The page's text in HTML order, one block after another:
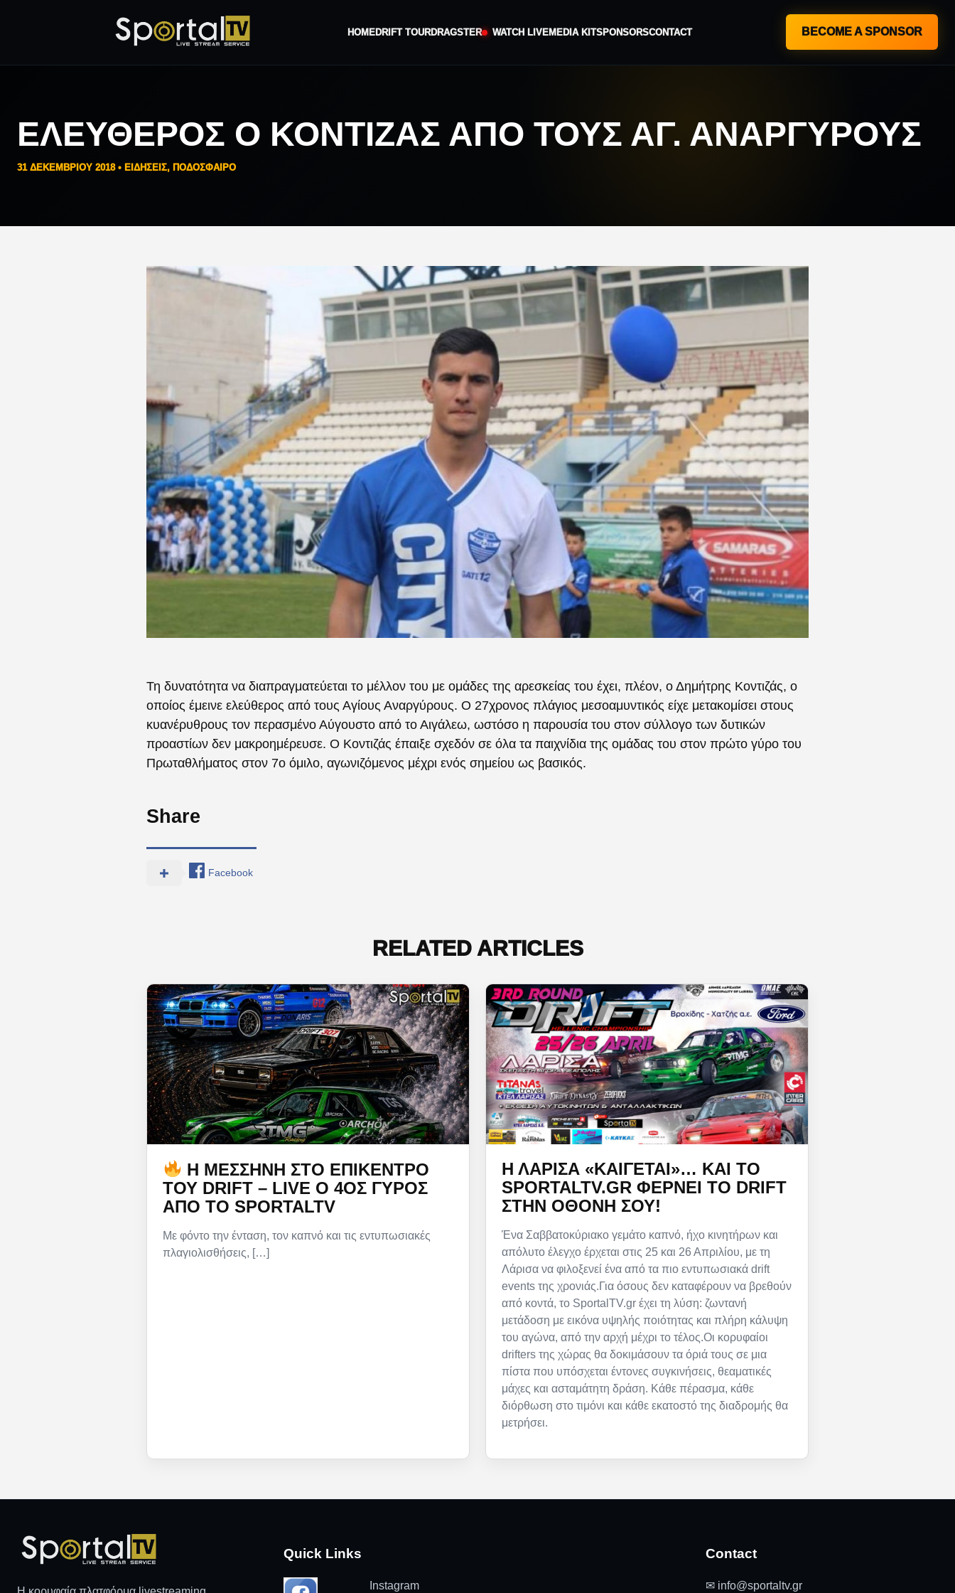
HOME DRIFT TOURDRAGSTER WATCH LIVE MEDIA KITSPONSORSCONTACT BECOME A SPONSOR
ΕΛΕΎΘΕΡΟΣ Ο ΚΟΝΤΙΖΆΣ ΑΠΌ ΤΟΥΣ ΑΓ. ΑΝΑΡΓΎΡΟΥΣ
31 ΔΕΚΕΜΒΡΊΟΥ 2018 • ΕΙΔΗΣΕΙΣ, ΠΟΔΟΣΦΑΙΡΟ
Τη δυνατότητα να διαπραγματεύεται το μέλλον του με ομάδες της αρεσκείας του έχει, πλέον, ο Δημήτρης Κοντιζάς, ο
οποίος έμεινε ελεύθερος από τους Αγίους Αναργύρους. Ο 27χρονος πλάγιος μεσοαμυντικός είχε μετακομίσει στους
κυανέρυθρους τον περασμένο Αύγουστο από το Αιγάλεω, ωστόσο η παρουσία του στον σύλλογο των δυτικών
προαστίων δεν μακροημέρευσε. Ο Κοντιζάς έπαιξε σχεδόν σε όλα τα παιχνίδια της ομάδας του στον πρώτο γύρο του
Πρωταθλήματος στον 7ο όμιλο, αγωνιζόμενος μέχρι ενός σημείου ως βασικός.
Share
Facebook
RELATED ARTICLES
Η ΜΕΣΣΉΝΗ ΣΤΟ ΕΠΊΚΕΝΤΡΟ
ΤΟΥ DRIFT – LIVE Ο 4ΟΣ ΓΎΡΟΣ
ΑΠΌ ΤΟ SPORTALTV
Με φόντο την ένταση, τον καπνό και τις εντυπωσιακές
πλαγιολισθήσεις, […]
Η ΛΆΡΙΣΑ «ΚΑΊΓΕΤΑΙ»… ΚΑΙ ΤΟ
SPORTALTV.GR ΦΈΡΝΕΙ ΤΟ DRIFT
ΣΤΗΝ ΟΘΌΝΗ ΣΟΥ!
Ένα Σαββατοκύριακο γεμάτο καπνό, ήχο κινητήρων και
απόλυτο έλεγχο έρχεται στις 25 και 26 Απριλίου, με τη
Λάρισα να φιλοξενεί ένα από τα πιο εντυπωσιακά drift
events της χρονιάς.Για όσους δεν καταφέρουν να βρεθούν
από κοντά, το SportalTV.gr έχει τη λύση: ζωντανή
μετάδοση με εικόνα υψηλής ποιότητας και πλήρη κάλυψη
του αγώνα, από την αρχή μέχρι το τέλος.Οι κορυφαίοι
drifters της χώρας θα δοκιμάσουν τα όριά τους σε μια
πίστα που υπόσχεται έντονες συγκινήσεις, θεαματικές
μάχες και ασταμάτητη δράση. Κάθε πέρασμα, κάθε
διόρθωση στο τιμόνι και κάθε εκατοστό της διαδρομής θα
μετρήσει.
Quick Links
Instagram
Contact
✉ info@sportaltv.gr